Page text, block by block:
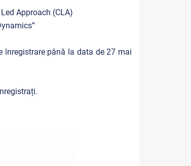
Approach (CLA)
înregistrare până la data de 27 mai